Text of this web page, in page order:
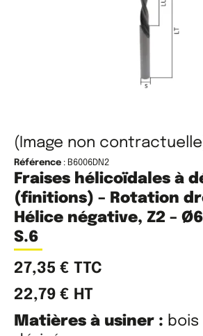
(Image non
Référence : B6006DN2
Fraises hélicoïdales à
(finitions) – Rotation
Hélice négative, Z2 –
S.6
27,35 € TTC
22,79 € HT
Matières à usiner :